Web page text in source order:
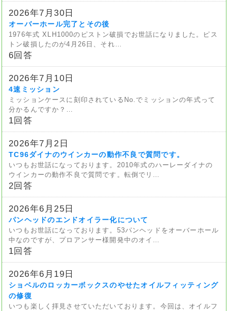
2026年7月30日
オーバーホール完了とその後
1976年式 XLH1000のピストン破損でお世話になりました。ピス
トン破損したのが4月26日、それ…
6回答
2026年7月10日
4速ミッション
ミッションケースに刻印されているNo.でミッションの年式って
分かるんですか？…
1回答
2026年7月2日
TC96ダイナのウインカーの動作不良で質問です。
いつもお世話になっております。2010年式のハーレーダイナの
ウインカーの動作不良で質問です。転倒でリ…
2回答
2026年6月25日
パンヘッドのエンドオイラー化について
いつもお世話になっております。53パンヘッドをオーバーホール
中なのですが、プロアンサー様開発中のオイ…
1回答
2026年6月19日
ショベルのロッカーボックスのやせたオイルフィッティング
の修復
いつも楽しく拝見させていただいております。今回は、オイルフ